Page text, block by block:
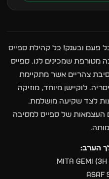
פעם ובענק! כל קהילת ספייס
שמכינים לנו. ספייס
צהריים אשר מתקיימת
14:00 בנמל קיסריה. לוקיישן מיוחד, מוזיקה
העצמאות של ספייס למסיבה
הערב:
MITA GEMI
ASAF